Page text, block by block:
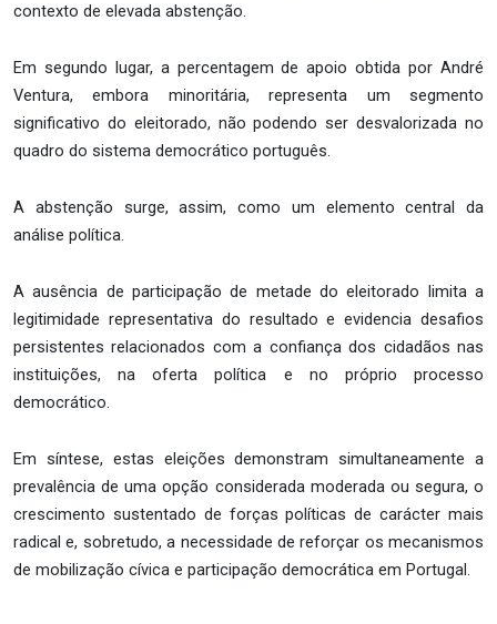
contexto de elevada abstenção.
Em segundo lugar, a percentagem de apoio obtida por André
Ventura, embora minoritária, representa um segmento
significativo do eleitorado, não podendo ser desvalorizada no
quadro do sistema democrático português.
A abstenção surge, assim, como um elemento central da
análise política.
A ausência de participação de metade do eleitorado limita a
legitimidade representativa do resultado e evidencia desafios
persistentes relacionados com a confiança dos cidadãos nas
instituições, na oferta política e no próprio processo
democrático.
Em síntese, estas eleições demonstram simultaneamente a
prevalência de uma opção considerada moderada ou segura, o
crescimento sustentado de forças políticas de carácter mais
radical e, sobretudo, a necessidade de reforçar os mecanismos
de mobilização cívica e participação democrática em Portugal.